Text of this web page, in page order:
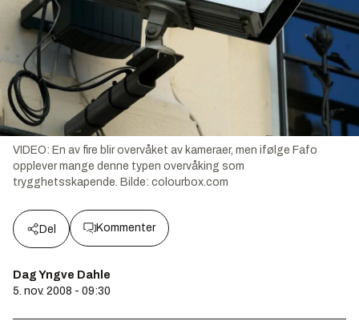
VIDEO: En av fire blir overvåket av kameraer, men ifølge Fafo
opplever mange denne typen overvåking som
trygghetsskapende. Bilde: colourbox.com
Del Kommenter
Dag Yngve Dahle
5. nov. 2008 - 09:30